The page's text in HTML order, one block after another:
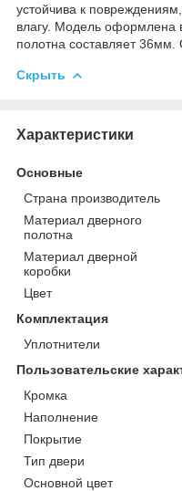
устойчива к
влагу. Модель оформлена
полотна составляет 36мм.
Скрыть
Характеристики
Основные
Страна производитель
Материал дверного
полотна
Материал дверной
коробки
Цвет
Комплектация
Уплотнители
Пользовательские
Кромка
Наполнение
Покрытие
Тип двери
Основной цвет